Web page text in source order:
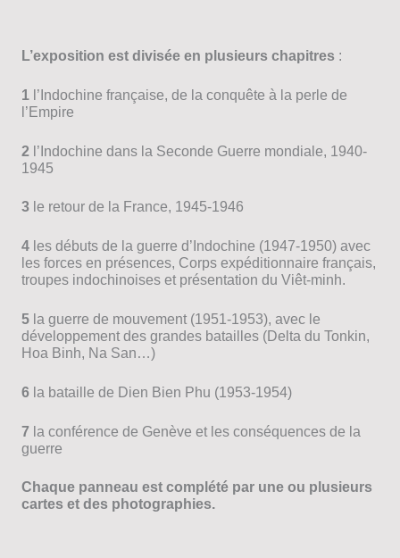
L’exposition est divisée en plusieurs chapitres :
1l’Indochine française, de la conquête à la perle de
l’Empire
2 l’Indochine dans la Seconde Guerre mondiale, 1940-
1945
3le retour de la France, 1945-1946
4les débuts de la guerre d’Indochine (1947-1950) avec
les forces en présences, Corps expéditionnaire français,
troupes indochinoises et présentation du Viêt-minh.
5la guerre de mouvement (1951-1953), avec le
développement des grandes batailles (Delta du Tonkin,
Hoa Binh, Na San…)
6la bataille de Dien Bien Phu (1953-1954)
7 la conférence de Genève et les conséquences de la
guerre
Chaque panneau est complété par une ou plusieurs
cartes et des photographies.